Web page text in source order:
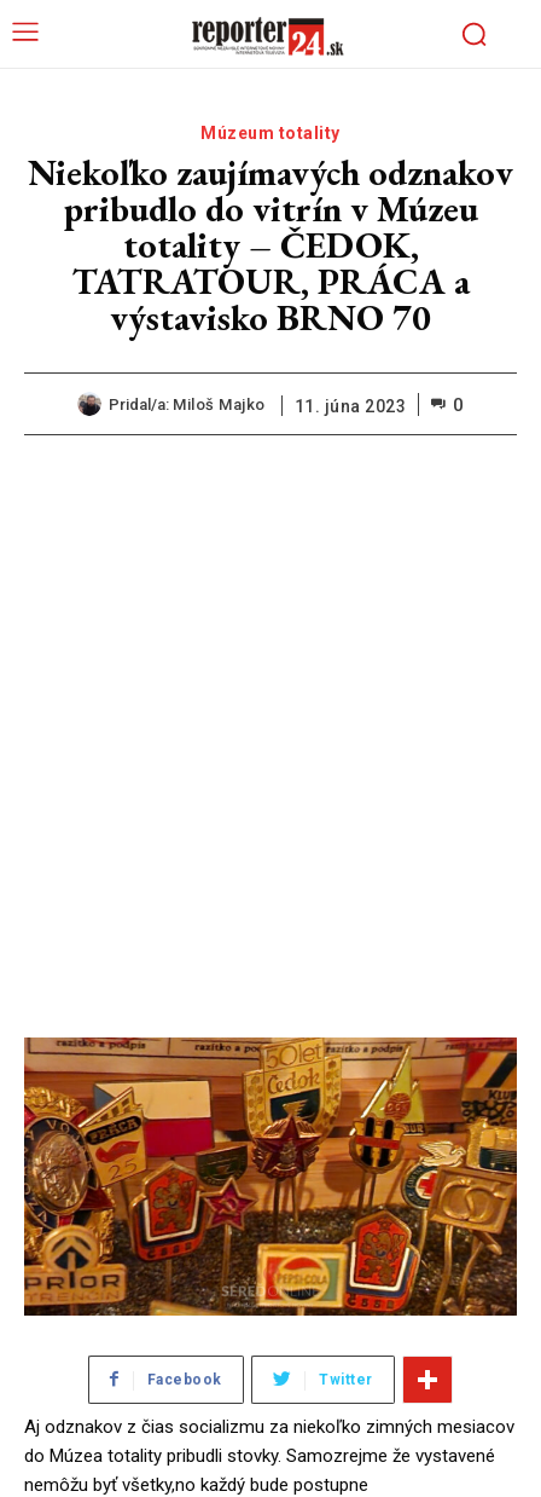
Múzeum totality
Niekoľko zaujímavých odznakov
pribudlo do vitrín v Múzeu
totality – ČEDOK,
TATRATOUR, PRÁCA a
výstavisko BRNO 70
Pridal/a: Miloš Majko 11. júna 2023 0
Facebook Twitter
Aj odznakov z čias socializmu za niekoľko zimných mesiacov
do Múzea totality pribudli stovky. Samozrejme že vystavené
nemôžu byť všetky,no každý bude postupne